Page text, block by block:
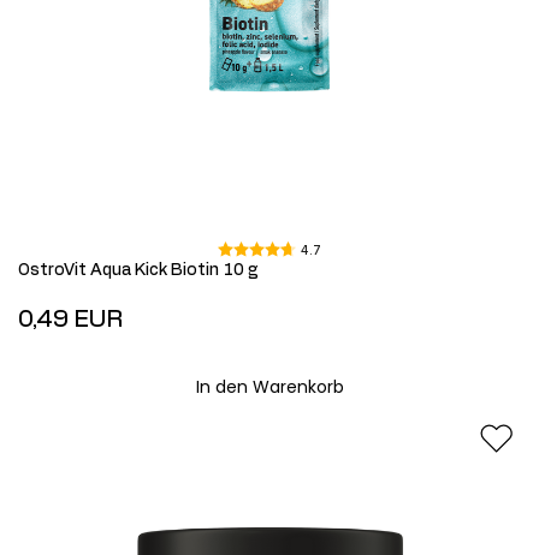
4.7
OstroVit Aqua Kick Biotin 10 g
0,49 EUR
In den Warenkorb